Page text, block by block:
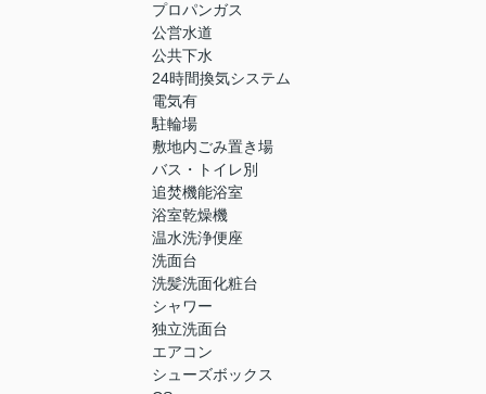
プロパンガス
公営水道
公共下水
24時間換気システム
電気有
駐輪場
敷地内ごみ置き場
バス・トイレ別
追焚機能浴室
浴室乾燥機
温水洗浄便座
洗面台
洗髪洗面化粧台
シャワー
独立洗面台
エアコン
シューズボックス